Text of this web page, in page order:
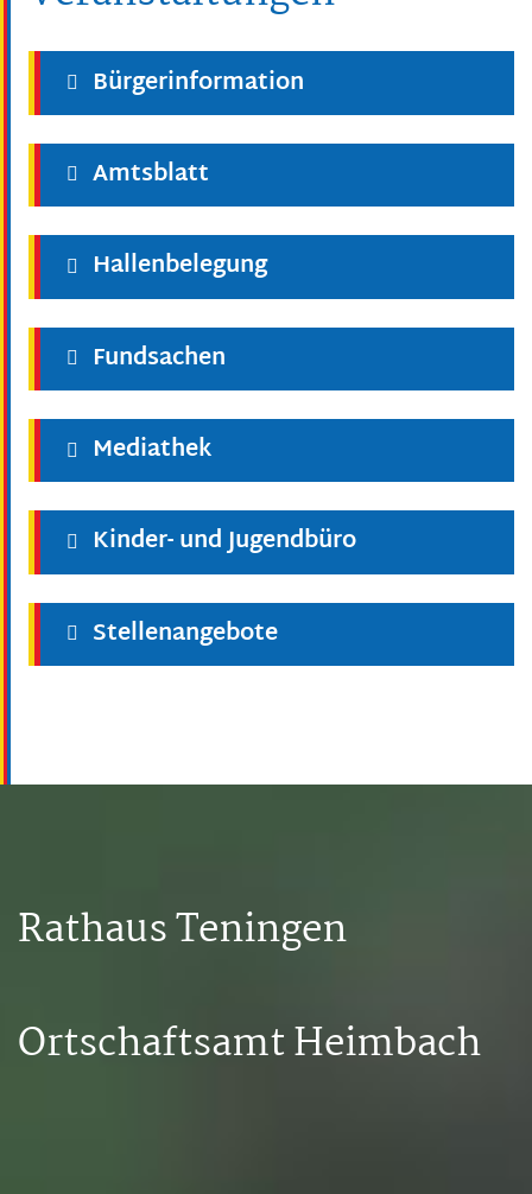
Bürgerinformation
Amtsblatt
Hallenbelegung
Fundsachen
Mediathek
Kinder- und Jugendbüro
Stellenangebote
Rathaus Teningen
Ortschaftsamt Heimbach